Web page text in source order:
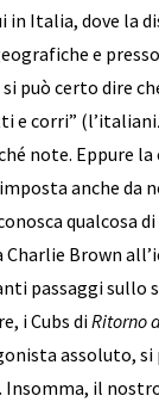
in Italia, dove la
e
può certo dire
e corri”
note. Eppure
anche da
qualcosa
Charlie Brown
passaggi sullo
i Cubs diRitorno
assoluto, si
Insomma, il